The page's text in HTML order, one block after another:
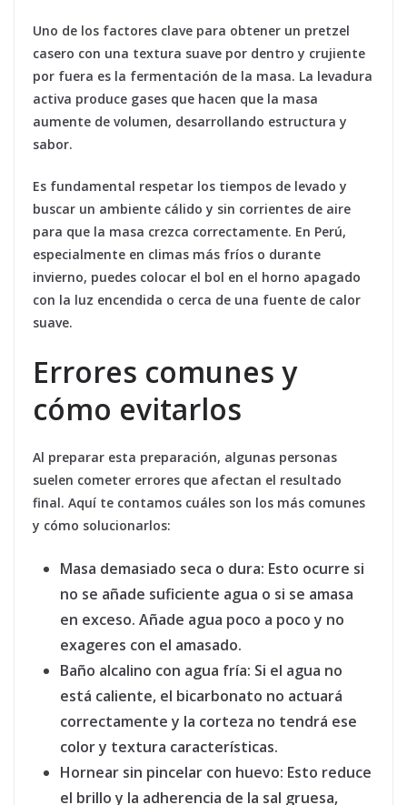
Uno de los factores clave para obtener un pretzel
casero con una textura suave por dentro y crujiente
por fuera es la fermentación de la masa. La levadura
activa produce gases que hacen que la masa
aumente de volumen, desarrollando estructura y
sabor.
Es fundamental respetar los tiempos de levado y
buscar un ambiente cálido y sin corrientes de aire
para que la masa crezca correctamente. En Perú,
especialmente en climas más fríos o durante
invierno, puedes colocar el bol en el horno apagado
con la luz encendida o cerca de una fuente de calor
suave.
Errores comunes y
cómo evitarlos
Al preparar esta preparación, algunas personas
suelen cometer errores que afectan el resultado
final. Aquí te contamos cuáles son los más comunes
y cómo solucionarlos:
Masa demasiado seca o dura: Esto ocurre si
no se añade suficiente agua o si se amasa
en exceso. Añade agua poco a poco y no
exageres con el amasado.
Baño alcalino con agua fría: Si el agua no
está caliente, el bicarbonato no actuará
correctamente y la corteza no tendrá ese
color y textura características.
Hornear sin pincelar con huevo: Esto reduce
el brillo y la adherencia de la sal gruesa,